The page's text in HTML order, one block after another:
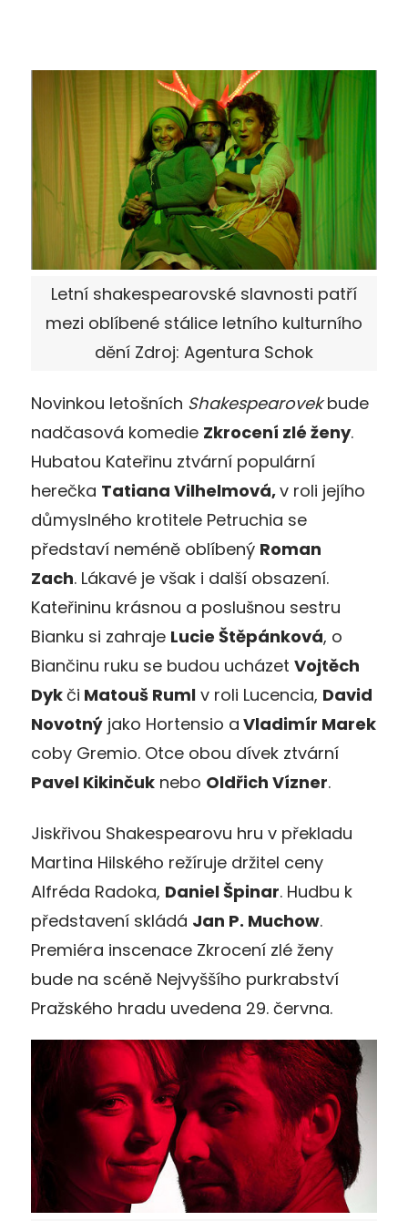
Letní shakespearovské slavnosti patří
mezi oblíbené stálice letního kulturního
dění Zdroj: Agentura Schok
Novinkou letošních Shakespearovekbude
nadčasová komedie Zkrocení zlé ženy.
Hubatou Kateřinu ztvární populární
herečka Tatiana Vilhelmová,v roli jejího
důmyslného krotitele Petruchia se
představí neméně oblíbený Roman
Zach. Lákavé je však i další obsazení.
Kateřininu krásnou a poslušnou sestru
Bianku si zahraje Lucie Štěpánková, o
Biančinu ruku se budou ucházet Vojtěch
Dykči Matouš Ruml v roli Lucencia, David
Novotný jako Hortensio a Vladimír Marek
coby Gremio. Otce obou dívek ztvární
Pavel Kikinčuk nebo Oldřich Vízner.
Jiskřivou Shakespearovu hru v překladu
Martina Hilského režíruje držitel ceny
Alfréda Radoka, Daniel Špinar. Hudbu k
představení skládá Jan P. Muchow.
Premiéra inscenace Zkrocení zlé ženy
bude na scéně Nejvyššího purkrabství
Pražského hradu uvedena 29. června.